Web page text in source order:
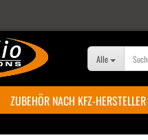
Alle
ZUBEHÖR NACH KFZ-HERSTELLER